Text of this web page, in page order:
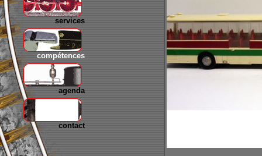
services
compétences
agenda
contact